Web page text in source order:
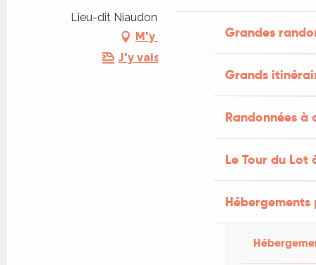
Grandes
Grands
Randonnées
Le Tour du Lot
Lieu-dit Niaudon, 46220 Prayssac
M'y rendre
J'y vais en train !